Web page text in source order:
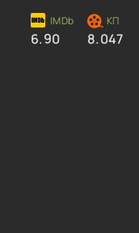
6.90 8.047